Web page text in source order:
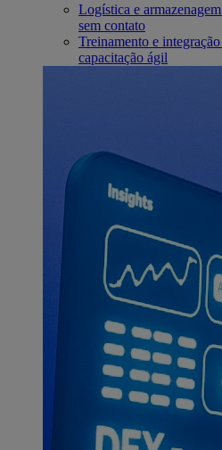
Logística e armazenagem
sem contato
Treinamento e integração
capacitação ágil